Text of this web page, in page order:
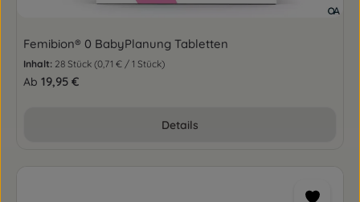
Femibion® 0 BabyPlanung Tabletten
Inhalt: 28 Stück (0,71 € / 1 Stück)
Regulärer Preis:
Ab 19,95 €
Details